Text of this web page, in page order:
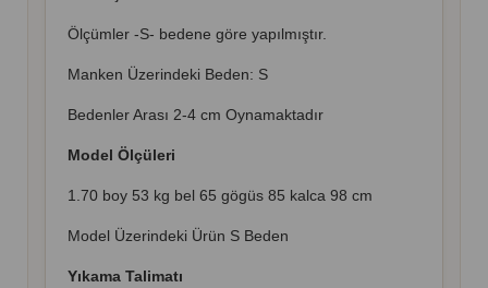
Ölçümler -S- bedene göre yapılmıştır.
Manken Üzerindeki Beden: S
Bedenler Arası 2-4 cm Oynamaktadır
Model Ölçüleri
1.70 boy 53 kg bel 65 gögüs 85 kalca 98 cm
Model Üzerindeki Ürün S Beden
Yıkama Talimatı